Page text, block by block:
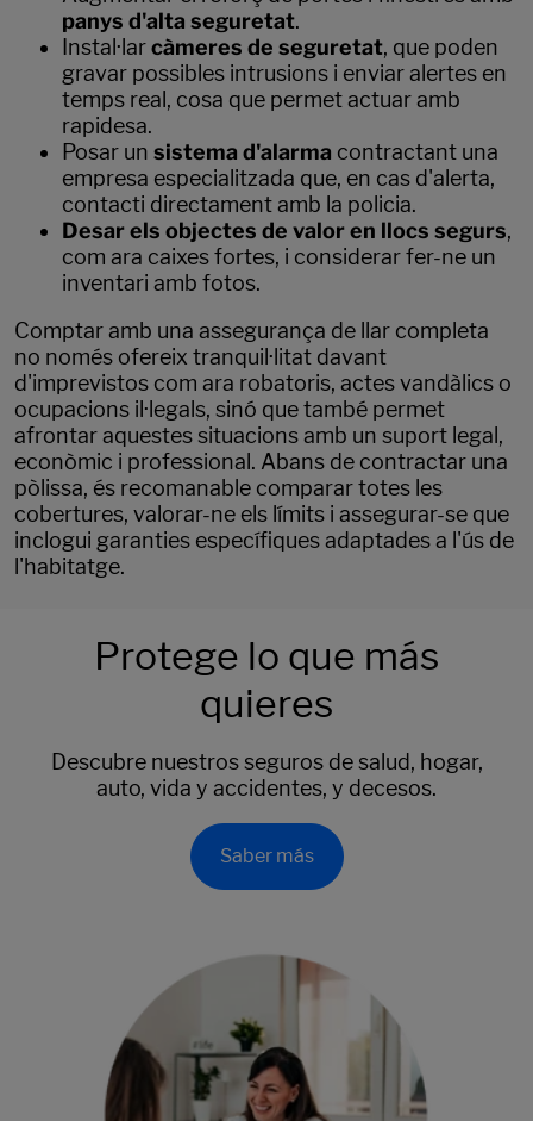
panys d'alta seguretat.
Instal·larcàmeres de seguretat, que poden
gravar possibles intrusions i enviar alertes en
temps real, cosa que permet actuar amb
rapidesa.
Posar un sistema d'alarma contractant una
empresa especialitzada que, en cas d'alerta,
contacti directament amb la policia.
Desar els objectes de valor en llocs segurs,
com ara caixes fortes, i considerar fer-ne un
inventari amb fotos.
Comptar amb una assegurança de llar completa
no només ofereix tranquil·litat davant
d'imprevistos com ara robatoris, actes vandàlics o
ocupacions il·legals, sinó que també permet
afrontar aquestes situacions amb un suport legal,
econòmic i professional. Abans de contractar una
pòlissa, és recomanable comparar totes les
cobertures, valorar-ne els límits i assegurar-se que
inclogui garanties específiques adaptades a l'ús de
l'habitatge.
Protege lo que más
quieres
Descubre nuestros seguros de salud, hogar,
auto, vida y accidentes, y decesos.
Saber más